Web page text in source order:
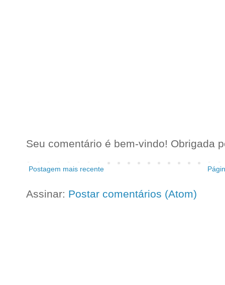
Seu comentário é bem-vindo! Obrigada
Postagem mais recente
Assinar: Postar comentários (Atom)